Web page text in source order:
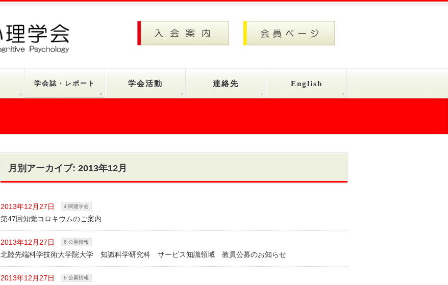
学会誌・レポート 学会活動 連絡先 English
月別アーカイブ: 2013年12月
2013年12月27日 4 関連学会
第47回知覚コロキウムのご案内
2013年12月27日 6 公募情報
北陸先端科学技術大学院大学 知識科学研究科 サービス知識領域 教員公募のお知らせ
2013年12月27日 6 公募情報